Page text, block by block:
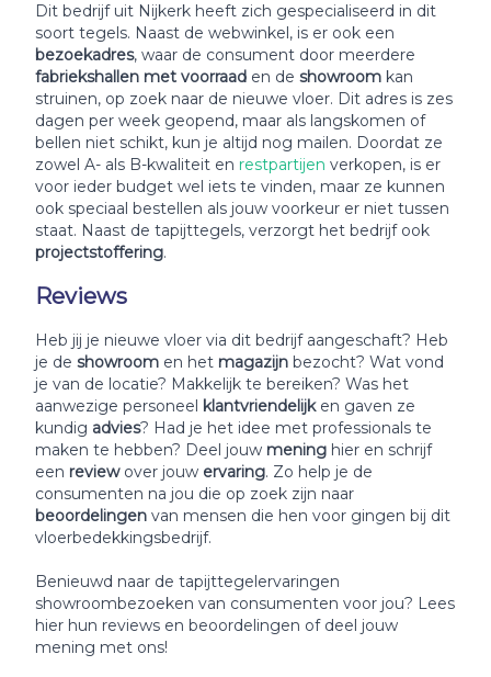
Dit bedrijf uit Nijkerk heeft zich gespecialiseerd in dit
soort tegels. Naast de webwinkel, is er ook een
bezoekadres, waar de consument door meerdere
fabriekshallen met voorraad en de showroom kan
struinen, op zoek naar de nieuwe vloer. Dit adres is zes
dagen per week geopend, maar als langskomen of
bellen niet schikt, kun je altijd nog mailen. Doordat ze
zowel A- als B-kwaliteit en restpartijen verkopen, is er
voor ieder budget wel iets te vinden, maar ze kunnen
ook speciaal bestellen als jouw voorkeur er niet tussen
staat. Naast de tapijttegels, verzorgt het bedrijf ook
projectstoffering.
Reviews
Heb jij je nieuwe vloer via dit bedrijf aangeschaft? Heb
je de showroom en het magazijn bezocht? Wat vond
je van de locatie? Makkelijk te bereiken? Was het
aanwezige personeel klantvriendelijk en gaven ze
kundig advies? Had je het idee met professionals te
maken te hebben? Deel jouw mening hier en schrijf
een review over jouw ervaring. Zo help je de
consumenten na jou die op zoek zijn naar
beoordelingen van mensen die hen voor gingen bij dit
vloerbedekkingsbedrijf.
Benieuwd naar de tapijttegelervaringen
showroombezoeken van consumenten voor jou? Lees
hier hun reviews en beoordelingen of deel jouw
mening met ons!